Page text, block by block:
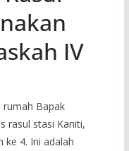
IV
Bapak
rasul stasi Kaniti,
ke 4. Ini adalah